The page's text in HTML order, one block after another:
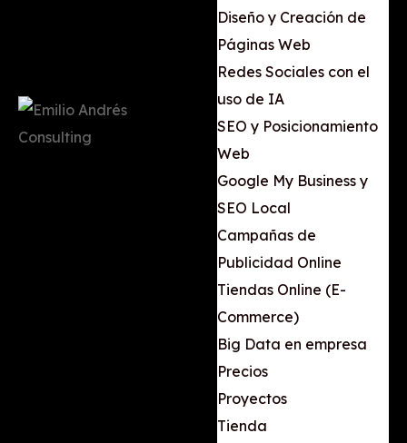
Diseño y Creación de
Páginas Web
Redes Sociales con el
uso de IA
SEO y Posicionamiento
Web
Google My Business y
SEO Local
Campañas de
Publicidad Online
Tiendas Online (E-
Commerce)
Big Data en empresa
Precios
Proyectos
Tienda